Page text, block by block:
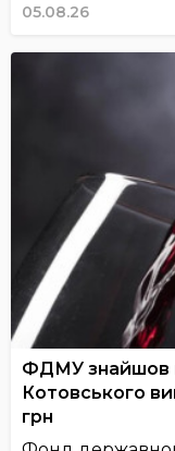
05.08.26
ФДМУ знайшов
Котовського
грн